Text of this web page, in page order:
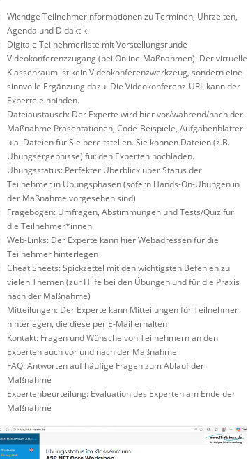
Wichtige Teilnehmerinformationen zu Terminen, Uhrzeiten,
Agenda und Didaktik
Digitale Teilnehmerliste mit Vorstellungsrunde
Videokonferenzzugang (bei Online-Maßnahmen): Der virtuelle
Klassenraum ist kein Videokonferenzwerkzeug, sondern eine
sinnvolle Ergänzung dazu. Die Videokonferenz-URL kann der
Experte einbinden.
Dateiaustausch: Der Experte wird hier vor/während/nach der
Maßnahme Präsentationen, Code-Beispiele, Aufgabenblätter
u.a. Dateien für Sie bereitstellen. Sie können Dateien (z.B.
Übungsergebnisse) für den Experten hochladen.
Übungsstatus: Perfekter Überblick über Status der
Teilnehmer in Übungsphasen (sofern Hands-On-Übungen in
der Maßnahme vorgesehen sind)
Fragebögen: Umfragen, Abstimmungen und Tests/Quiz für
die Teilnehmer*innen
Web-Links: Der Experte kann hier Webadressen für die
Teilnehmer hinterlegen
Cheat Sheets: Spickzettel mit den wichtigsten Befehlen zu
vielen Themen (zur Hilfe bei den Übungen und für die Praxis
nach der Maßnahme)
Mitteilungen: Der Experte kann Mitteilungen für Teilnehmer
hinterlegen, die diese per E-Mail erhalten
Kontakt: Fragen und Wünsche von Teilnehmern an den
Experten auch vor und nach der Maßnahme
FAQ: Antworten auf häufige Fragen zum Ablauf der
Maßnahme
Expertenbeurteilung: Evaluation des Experten am Ende der
Maßnahme